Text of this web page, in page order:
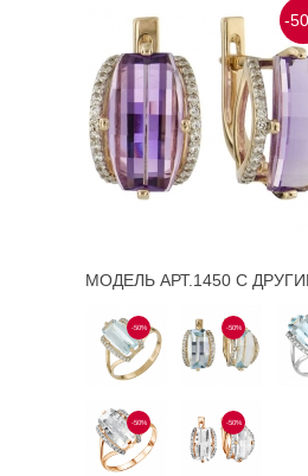
-
МОДЕЛЬ АРТ.1450 С
-50% -50%
-50% -50%